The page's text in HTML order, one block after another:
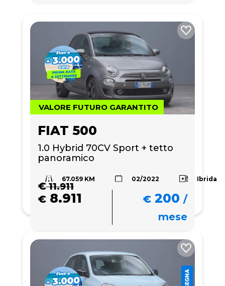
VALORE FUTURO GARANTITO
FIAT 500
1.0 Hybrid 70CV Sport + tetto
panoramico
67.059 KM 02/2022 Ibrida
€11.911
€ 8.911 € 200 /
mese